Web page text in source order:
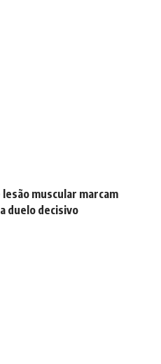
muscular marcam
duelo decisivo